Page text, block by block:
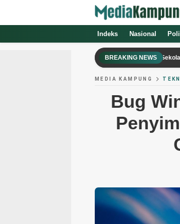
Indeks Nasional
BREAKING NEWS
3 Fakta Penemuan Ratusan Senjata di Sekolah Jakarta
MEDIA KAMPUNG
Bug